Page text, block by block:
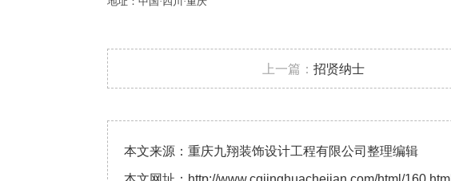
上一篇：招贤纳士
本文来源：重庆九翔装饰设计工程有限公司整理编辑